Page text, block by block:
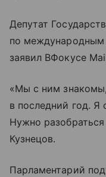
Депутат
по международным
заявил ВФокусе
«Мы с ним
в последний год. Я
Нужно
Кузнецов.
Парламентарий